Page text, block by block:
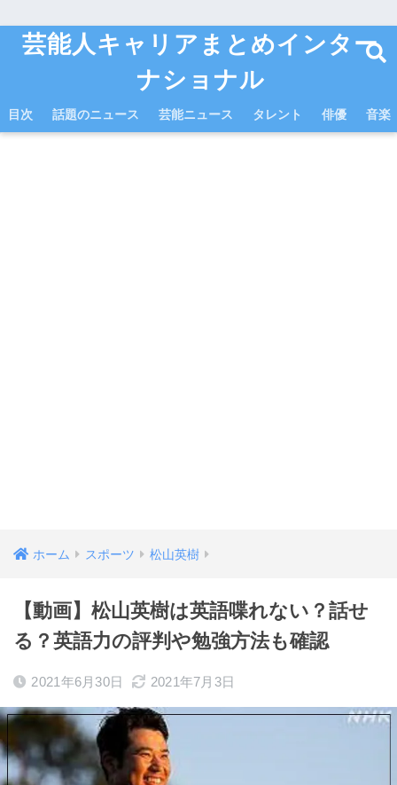
芸能人キャリアまとめインター
ナショナル
目次 話題のニュース 芸能ニュース タレント 俳優 音楽
ホーム スポーツ 松山英樹
【動画】松山英樹は英語喋れない？話せ
る？英語力の評判や勉強方法も確認
2021年6月30日 2021年7月3日